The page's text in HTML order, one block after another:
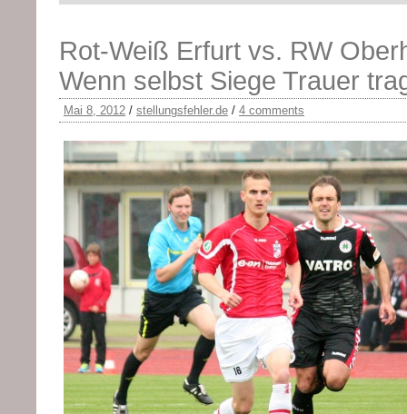
Rot-Weiß Erfurt vs. RW
Wenn selbst Siege Trauer
Mai 8, 2012 / stellungsfehler.de / 4 comments